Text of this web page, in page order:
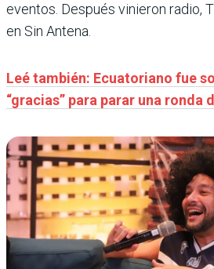
eventos. Después vinieron radio,
en Sin Antena.
Leé también: Ecuatoriano fue
“gracias” para parar una ronda